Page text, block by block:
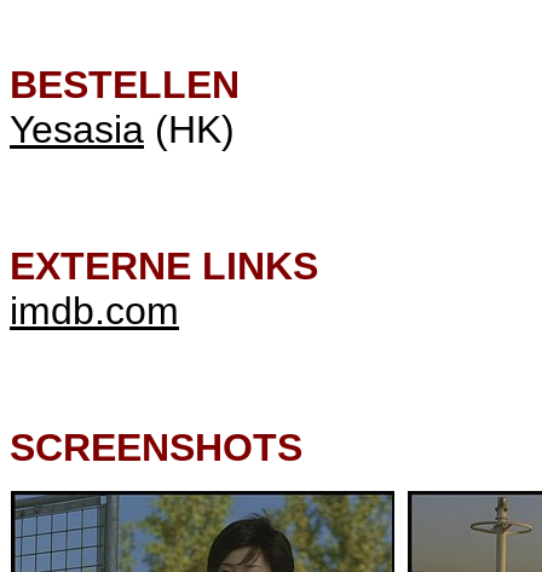
BESTELLEN
Yesasia (HK)
EXTERNE LINKS
imdb.com
SCREENSHOTS